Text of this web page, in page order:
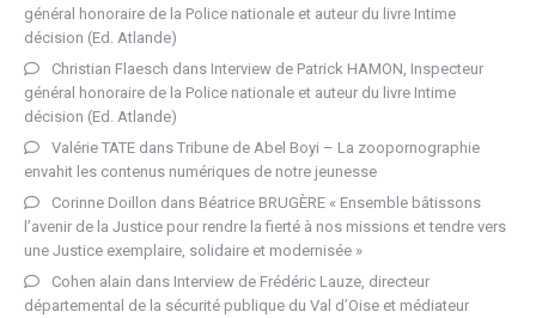
général honoraire de la Police nationale et auteur du livre Intime
décision (Ed. Atlande)
Christian Flaesch dans Interview de Patrick HAMON, Inspecteur
général honoraire de la Police nationale et auteur du livre Intime
décision (Ed. Atlande)
Valérie TATE dans Tribune de Abel Boyi – La zoopornographie
envahit les contenus numériques de notre jeunesse
Corinne Doillon dans Béatrice BRUGÈRE « Ensemble bâtissons
l’avenir de la Justice pour rendre la fierté à nos missions et tendre vers
une Justice exemplaire, solidaire et modernisée »
Cohen alain dans Interview de Frédéric Lauze, directeur
départemental de la sécurité publique du Val d’Oise et médiateur